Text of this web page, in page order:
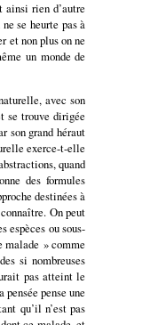
ainsi rien d’autre
se heurte pas à
et non plus on ne
un monde de
avec son
se trouve dirigée
son grand héraut
exerce-t-elle
quand
des formules
destinées à
On peut
espèces ou sous-
malade » comme
si nombreuses
pas atteint le
pense une
qu’il n’est pas